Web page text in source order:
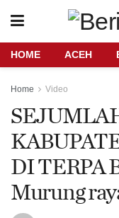
HOME ACEH
Home Video
DI TERPA
Murung